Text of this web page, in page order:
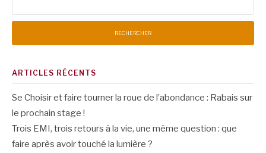
ARTICLES RÉCENTS
Se Choisir et faire tourner la roue de l’abondance : Rabais sur
le prochain stage !
Trois EMI, trois retours à la vie, une même question : que
faire après avoir touché la lumière ?